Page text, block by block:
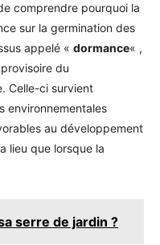
comprendre pourquoi la
sur la germination des
appelé « dormance« ,
du
Celle-ci survient
environnementales
au développement
lieu que lorsque la
serre de jardin ?